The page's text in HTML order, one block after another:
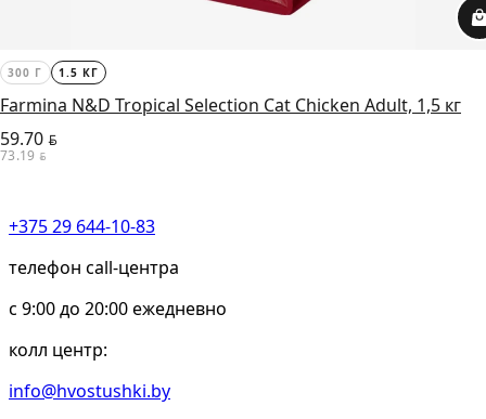
300 Г 1.5 КГ
Farmina N&D Tropical Selection Cat Chicken Adult, 1,5 кг
59.70 BYN
73.19 BYN
+375 29 644-10-83
телефон call-центра
c 9:00 до 20:00 ежедневно
колл центр:
info@hvostushki.by